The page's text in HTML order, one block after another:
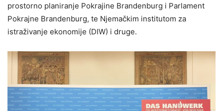
prostorno planiranje Pokrajine Brandenburg i Parlament
Pokrajne Brandenburg, te Njemačkim institutom za
istraživanje ekonomije (DIW) i druge.